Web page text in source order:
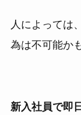
人によっては
為は不可能か
新入社員で即